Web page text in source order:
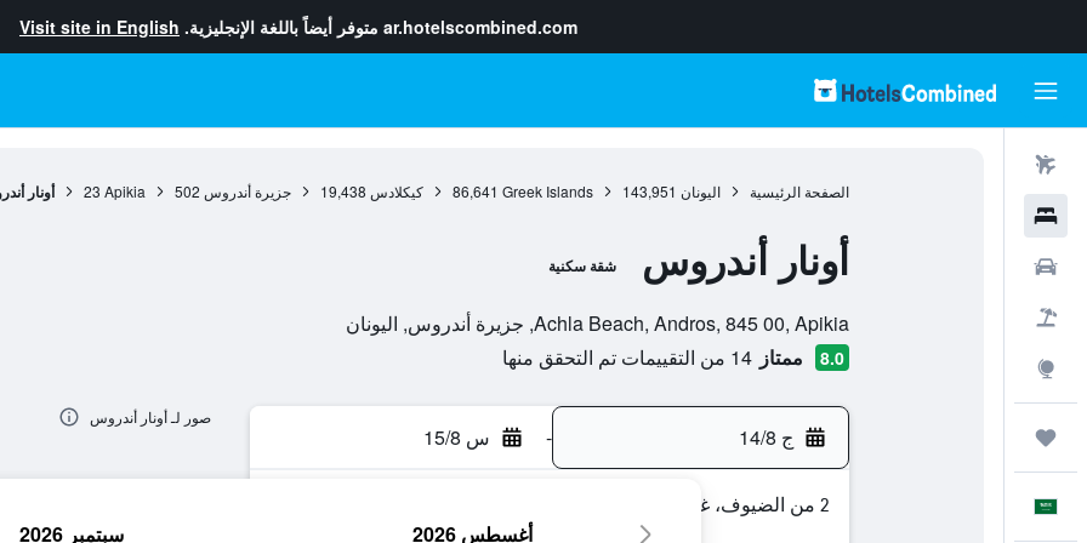
ar.hotelscombined.com متوفر أيضاً باللغة الإنجليزية. Visit site in English
الصفحة الرئيسية اليونان 143,951
Greek Islands
86,641 كيكلادس 19,438 جزيرة أندروس 502
Apikia
23 أونار
أونار أندروس شقة سكنية
Achla Beach, Andros, 845 00, Apikia, جزيرة أندروس, اليونان
8.0 ممتاز 14 من التقييمات تم التحقق منها
ج 14/8 - س 15/8
2 من الضيوف، غرفة واحدة
صور لـ أونار أندروس
أغسطس 2026 سبتمبر 2026